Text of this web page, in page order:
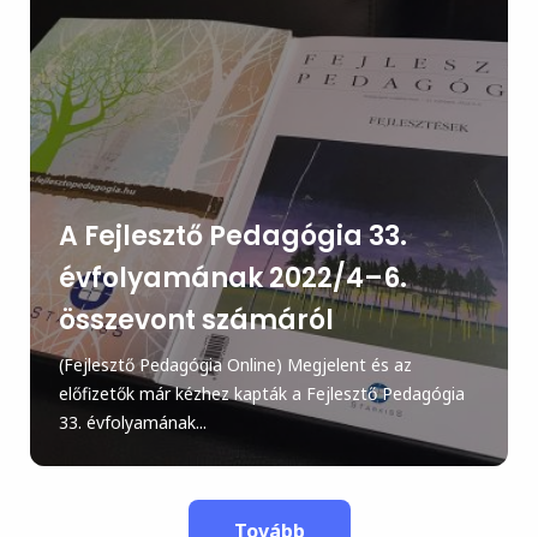
A Fejlesztő Pedagógia 33.
évfolyamának 2022/4–6.
összevont számáról
(Fejlesztő Pedagógia Online) Megjelent és az
előfizetők már kézhez kapták a Fejlesztő Pedagógia
33. évfolyamának...
Tovább